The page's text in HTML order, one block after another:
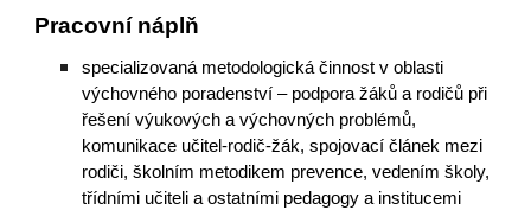
Pracovní náplň
specializovaná metodologická činnost v oblasti
výchovného poradenství – podpora žáků a rodičů při
řešení výukových a výchovných problémů,
komunikace učitel-rodič-žák, spojovací článek mezi
rodiči, školním metodikem prevence, vedením školy,
třídními učiteli a ostatními pedagogy a institucemi